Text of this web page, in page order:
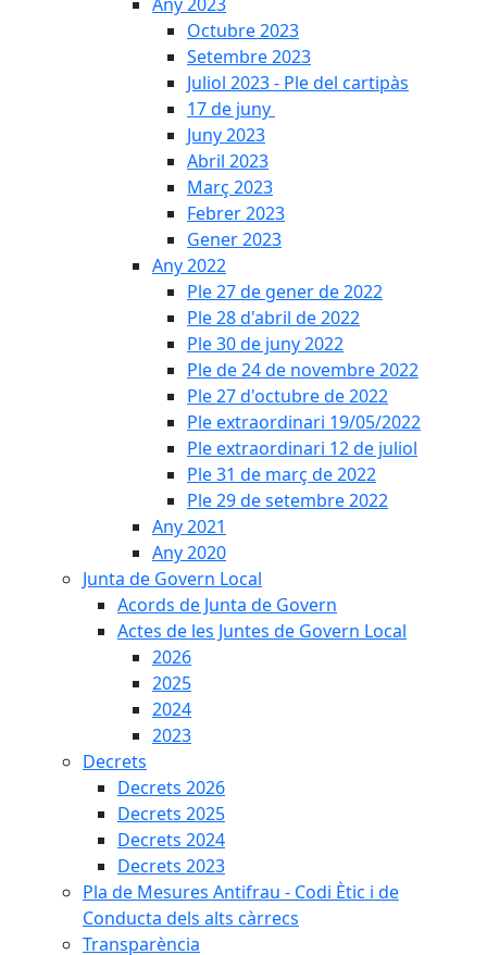
Octubre 2023
Setembre 2023
Juliol 2023 - Ple del cartipàs
17 de juny
Juny 2023
Abril 2023
Març 2023
Febrer 2023
Gener 2023
Any 2022
Ple 27 de gener de 2022
Ple 28 d'abril de 2022
Ple 30 de juny 2022
Ple de 24 de novembre 2022
Ple 27 d'octubre de 2022
Ple extraordinari 19/05/2022
Ple extraordinari 12 de juliol
Ple 31 de març de 2022
Ple 29 de setembre 2022
Any 2021
Any 2020
Junta de Govern Local
Acords de Junta de Govern
Actes de les Juntes de Govern Local
2026
2025
2024
2023
Decrets
Decrets 2026
Decrets 2025
Decrets 2024
Decrets 2023
Pla de Mesures Antifrau - Codi Ètic i de
Conducta dels alts càrrecs
Transparència